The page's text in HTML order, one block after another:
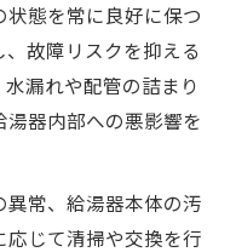
態を常に良好に保つ
故障リスクを抑える
漏れや配管の詰まり
器内部への悪影響を
常、給湯器本体の汚
じて清掃や交換を行